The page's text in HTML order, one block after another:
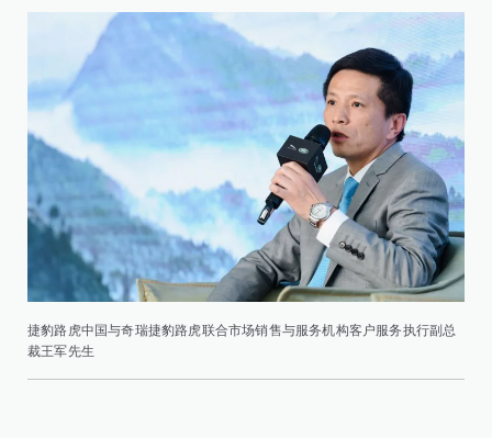
捷豹路虎中国与奇瑞捷豹路虎联合市场销售与服务机构客户服务执行副总
裁王军先生